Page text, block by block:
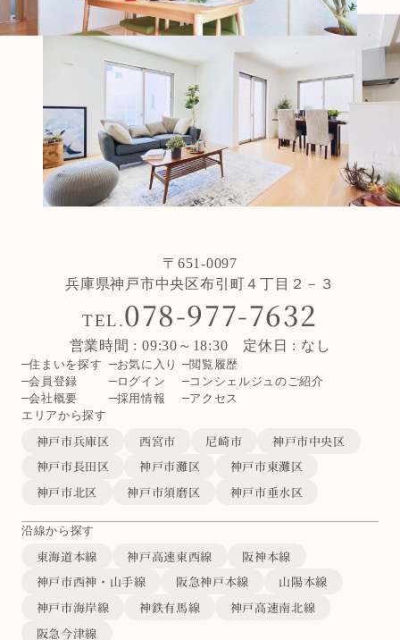
〒651-0097
兵庫県神戸市中央区布引町４丁目２－３
TEL.078-977-7632
営業時間 : 09:30～18:30 定休日 : なし
住まいを探す お気に入り
閲覧履歴
会員登録
ログイン
コンシェルジュのご紹介
会社概要
採用情報
アクセス
エリアから探す
神戸市兵庫区 西宮市 尼崎市
神戸市中央区
神戸市長田区
神戸市灘区
神戸市東灘区
神戸市北区
神戸市須磨区 神戸市垂水区
沿線から探す
東海道本線 神戸高速東西線
阪神本線
神戸市西神・山手線
阪急神戸本線
山陽本線
神戸市海岸線
神鉄有馬線
神戸高速南北線
阪急今津線